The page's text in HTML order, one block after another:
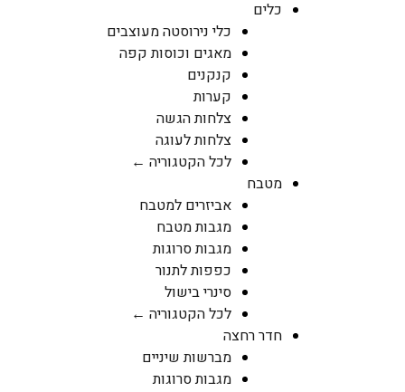
כלים
כלי נירוסטה מעוצבים
מאגים וכוסות קפה
קנקנים
קערות
צלחות הגשה
צלחות לעוגה
לכל הקטגוריה ←
מטבח
אביזרים למטבח
מגבות מטבח
מגבות סרוגות
כפפות לתנור
סינרי בישול
לכל הקטגוריה ←
חדר רחצה
מברשות שיניים
מגבות סרוגות